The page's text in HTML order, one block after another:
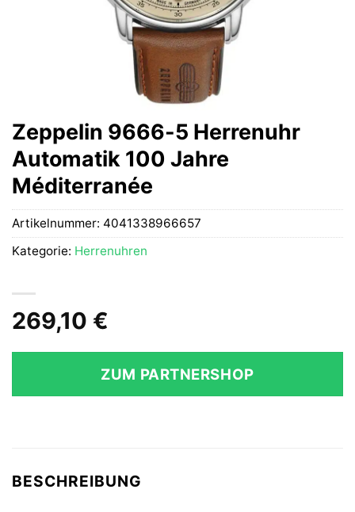
Zeppelin 9666-5 Herrenuhr
Automatik 100 Jahre
Méditerranée
269,10 €
ZUM PARTNERSHOP
Artikelnummer: 4041338966657
Kategorie: Herrenuhren
BESCHREIBUNG